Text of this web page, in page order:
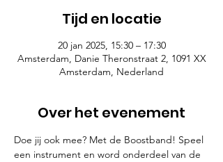
Tijd en locatie
20 jan 2025, 15:30 – 17:30
Amsterdam, Danie Theronstraat 2, 1091 XX
Amsterdam, Nederland
Over het evenement
Doe jij ook mee? Met de Boostband! Speel
een instrument en word onderdeel van de